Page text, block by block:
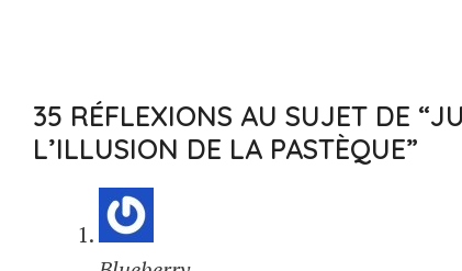
35 RÉFLEXIONS AU SUJET DE
L’ILLUSION DE LA PASTÈQUE”